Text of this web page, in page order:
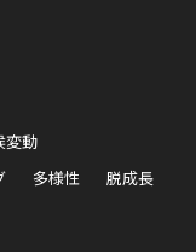
変動
多様性 脱成長